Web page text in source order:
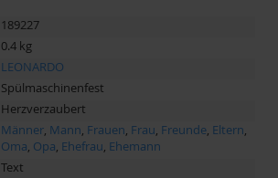
189227
0.4 kg
LEONARDO
Spülmaschinenfest
Herzverzaubert
Männer, Mann, Frauen, Frau, Freunde, Eltern,
Oma, Opa, Ehefrau, Ehemann
Text